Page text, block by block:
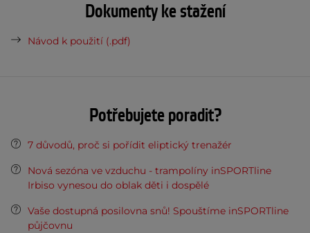
Dokumenty ke stažení
Návod k použití (.pdf)
Potřebujete poradit?
7 důvodů, proč si pořídit eliptický trenažér
Nová sezóna ve vzduchu - trampolíny inSPORTline
Irbiso vynesou do oblak děti i dospělé
Vaše dostupná posilovna snů! Spouštíme inSPORTline
půjčovnu